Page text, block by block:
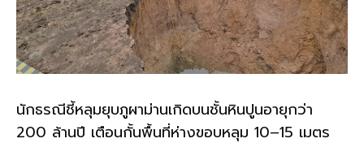
นักธรณีชี้หลุมยุบภูผาม่านเกิดบนชั้นหินปูนอายุกว่า
200 ล้านปี เตือนกั้นพื้นที่ห่างขอบหลุม 10–15 เมตร